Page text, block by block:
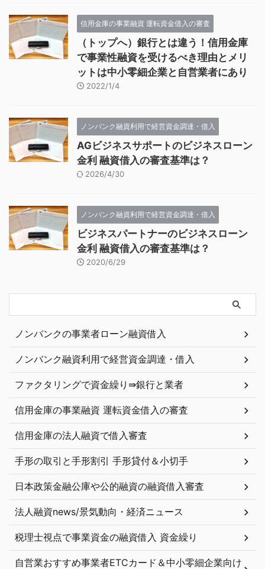
信用金庫の事業融資 運転資金借入の審査
（トップへ）銀行とは違う！信用金庫
で事業性融資を受けるべき理由とメリ
ットは中小零細企業と自営業者にあり
2022/1/4
ノンバンク融資利用で経営資金調達・借入
AGビジネスサポートのビジネスローン
金利 融資借入の審査基準は？
2026/4/30
ノンバンク融資利用で経営資金調達・借入
ビジネスパートナーのビジネスローン
金利 融資借入の審査基準は？
2020/6/29
ノンバンクの事業者ローン融資借入
ノンバンク融資利用で経営資金調達・借入
ファクタリングで資金繰り⇛銀行と業者
信用金庫の事業融資 運転資金借入の審査
信用金庫の法人融資で借入審査
手形の取引と手形割引 手形貸付＆小切手
日本政策金融公庫や公的融資の融資借入審査
法人融資news/景気動向・経済ニュース
税理士視点で事業資金の融資借入 資金繰り
自営業おすすめ事業者ETCカード＆中小零細企業向け